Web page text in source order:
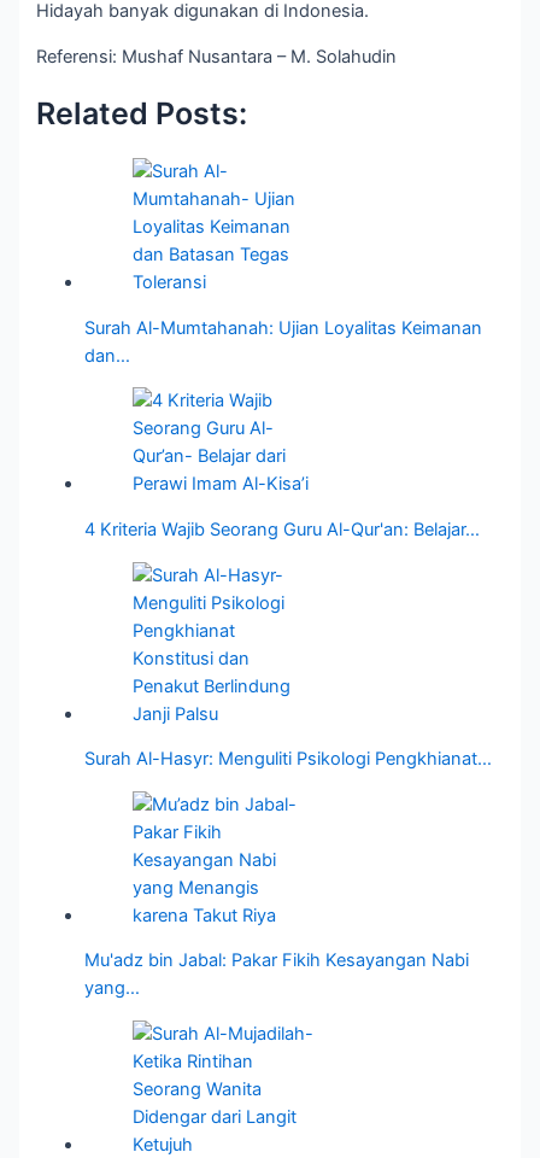
Hidayah banyak digunakan di Indonesia.
Referensi: Mushaf Nusantara – M. Solahudin
Related Posts:
Surah Al-Mumtahanah: Ujian Loyalitas Keimanan
dan…
4 Kriteria Wajib Seorang Guru Al-Qur'an: Belajar…
Surah Al-Hasyr: Menguliti Psikologi Pengkhianat…
Mu'adz bin Jabal: Pakar Fikih Kesayangan Nabi
yang…